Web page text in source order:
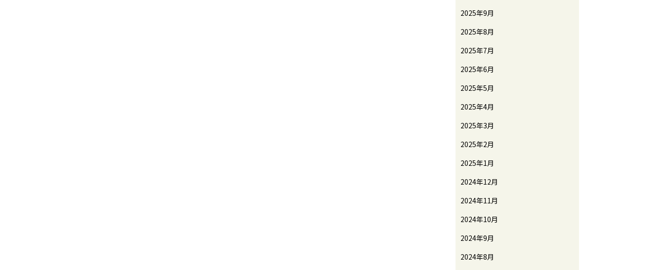
2025年9月
2025年8月
2025年7月
2025年6月
2025年5月
2025年4月
2025年3月
2025年2月
2025年1月
2024年12月
2024年11月
2024年10月
2024年9月
2024年8月